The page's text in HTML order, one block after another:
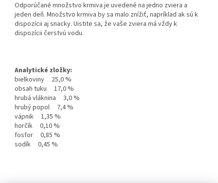
Odporúčané množstvo krmiva je uvedené na jedno zviera a
jeden deň. Množstvo krmiva by sa malo znížiť, napríklad ak sú k
dispozícii aj snacky. Uistite sa, že vaše zviera má vždy k
dispozícii čerstvú vodu.
Analytické zložky:
bielkoviny 25,0 %
obsah tuku 17,0 %
hrubá vláknina 3,0 %
hrubý popol 7,4 %
vápnik 1,35 %
horčík 0,10 %
fosfor 0,85 %
sodík 0,45 %